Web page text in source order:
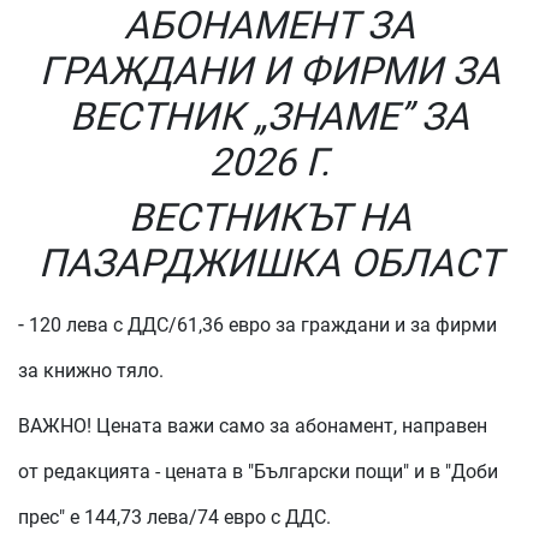
АБОНАМЕНТ ЗА
ГРАЖДАНИ И ФИРМИ ЗА
ВЕСТНИК „ЗНАМЕ” ЗА
2026 Г.
ВЕСТНИКЪТ НА
ПАЗАРДЖИШКА ОБЛАСТ
- 120 лева с ДДС/61,36 евро за граждани и за фирми
за книжно тяло.
ВАЖНО! Цената важи само за абонамент, направен
от редакцията - цената в "Български пощи" и в "Доби
прес" е 144,73 лева/74 евро с ДДС.